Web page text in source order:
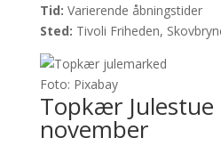
Tid: Varierende åbningstider
Sted: Tivoli Friheden,
Foto: Pixabay
Topkær Julestue
november